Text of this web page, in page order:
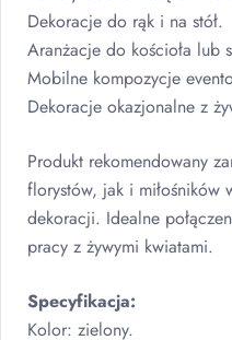
Dekoracje do rąk i na stół.
Aranżacje do kościoła lub
Mobilne kompozycje
Dekoracje okazjonalne z
Produkt rekomendowany
florystów, jak i miłośników
dekoracji. Idealne
pracy z żywymi kwiatami.
Specyfikacja:
Kolor: zielony.